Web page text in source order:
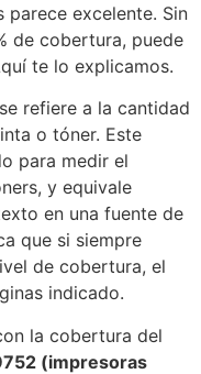
parece excelente. Sin
de cobertura, puede
te lo explicamos.
refiere a la cantidad
o tóner. Este
para medir el
y equivale
en una fuente de
que si siempre
de cobertura, el
indicado.
la cobertura del
(impresoras